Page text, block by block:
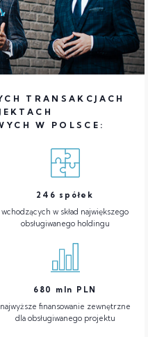
TRANSAKCJACH
W POLSCE:
246 spółek
wchodzących w skład największego
obsługiwanego holdingu
680
mln PLN
najwyższe finansowanie zewnętrzne
dla obsługiwanego projektu